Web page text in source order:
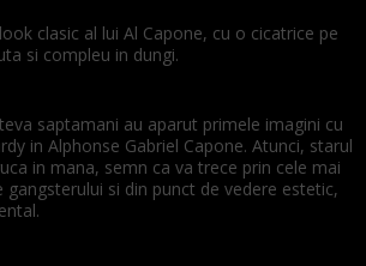
clasic al lui Al Capone, cu o cicatrice pe
si compleu in dungi.
saptamani au aparut primele imagini cu
in Alphonse Gabriel Capone. Atunci, starul
in mana, semn ca va trece prin cele mai
si din punct de vedere estetic,